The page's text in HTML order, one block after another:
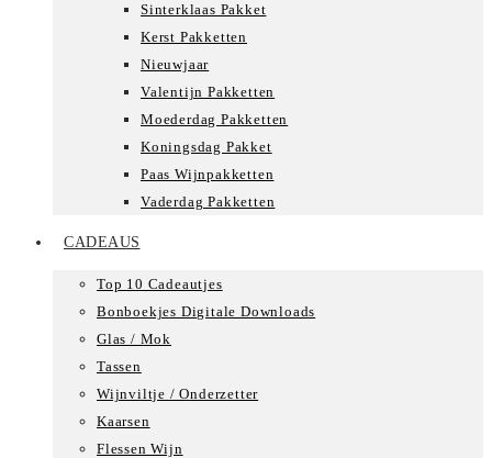
Sinterklaas Pakket
Kerst Pakketten
Nieuwjaar
Valentijn Pakketten
Moederdag Pakketten
Koningsdag Pakket
Paas Wijnpakketten
Vaderdag Pakketten
CADEAUS
Top 10 Cadeautjes
Bonboekjes Digitale Downloads
Glas / Mok
Tassen
Wijnviltje / Onderzetter
Kaarsen
Flessen Wijn